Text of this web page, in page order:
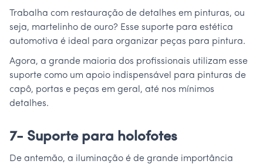
Trabalha com restauração de detalhes em pinturas, ou
seja, martelinho de ouro? Esse suporte para estética
automotiva é ideal para organizar peças para pintura.
Agora, a grande maioria dos profissionais utilizam esse
suporte como um apoio indispensável para pinturas de
capô, portas e peças em geral, até nos mínimos
detalhes.
7- Suporte para holofotes
De antemão, a iluminação é de grande importância